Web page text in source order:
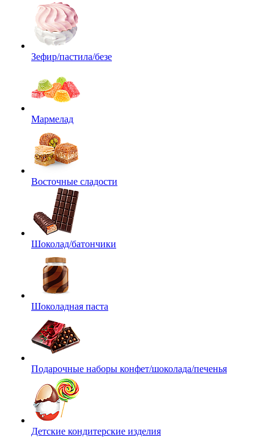
Зефир/пастила/безе
Мармелад
Восточные сладости
Шоколад/батончики
Шоколадная паста
Подарочные наборы конфет/шоколада/печенья
Детские кондитерские изделия